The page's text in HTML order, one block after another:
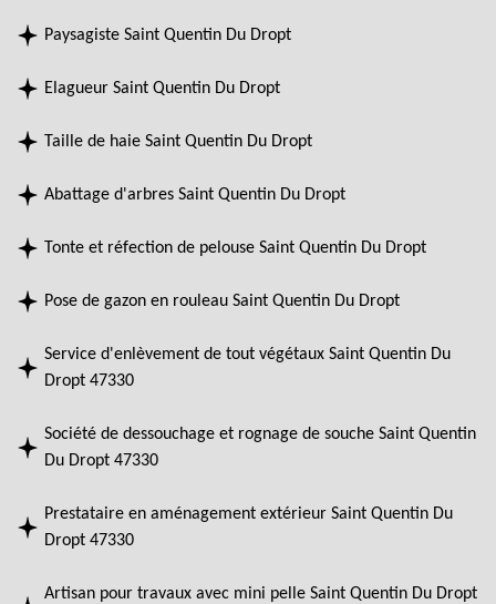
Paysagiste Saint Quentin Du Dropt
Elagueur Saint Quentin Du Dropt
Taille de haie Saint Quentin Du Dropt
Abattage d'arbres Saint Quentin Du Dropt
Tonte et réfection de pelouse Saint Quentin Du Dropt
Pose de gazon en rouleau Saint Quentin Du Dropt
Service d'enlèvement de tout végétaux Saint Quentin Du
Dropt 47330
Société de dessouchage et rognage de souche Saint Quentin
Du Dropt 47330
Prestataire en aménagement extérieur Saint Quentin Du
Dropt 47330
Artisan pour travaux avec mini pelle Saint Quentin Du Dropt